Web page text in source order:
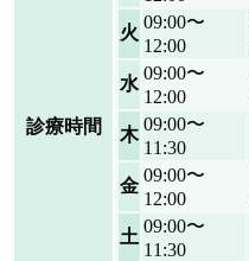
診療時間
火
09:00〜
12:00
水
09:00〜
12:00
木
09:00〜
11:30
金
09:00〜
12:00
土
09:00〜
11:30